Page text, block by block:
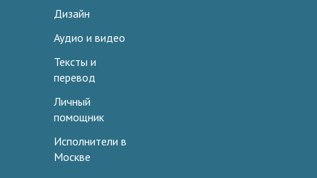
Дизайн
Аудио и видео
Тексты и
перевод
Личный
помощник
Исполнители в
Москве